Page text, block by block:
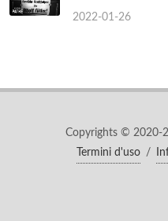
2022-01-26
Copyrights © 2020-
Termini d'uso
/